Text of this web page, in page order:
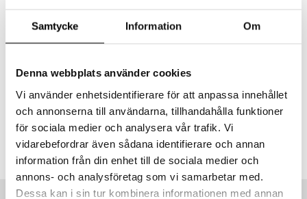
Samtycke Information Om
Denna webbplats använder cookies
Vi använder enhetsidentifierare för att anpassa innehållet
och annonserna till användarna, tillhandahålla funktioner
för sociala medier och analysera vår trafik. Vi
vidarebefordrar även sådana identifierare och annan
information från din enhet till de sociala medier och
annons- och analysföretag som vi samarbetar med.
Dessa kan i sin tur kombinera informationen med annan
Halkaisija 9,50 cm
Tilavuus 0,40 l
Tuotenumero
ITV89-1-KL
Vinkkejä sinulle